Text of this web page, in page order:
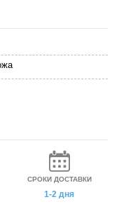
СРОКИ ДОСТАВКИ
1-2 дня